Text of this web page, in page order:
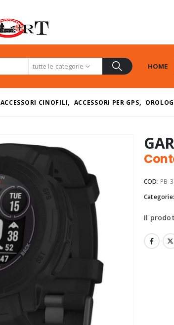
tutte le categorie HOME
ACCESSORI CINOFILI, ACCESSORI PER GPS,
COD: PB-
Il